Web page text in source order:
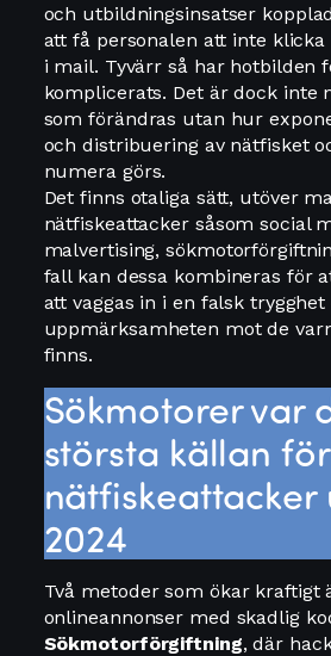
och utbildningsinsatser
att få personalen att inte
i mail. Tyvärr så har hotbilden
komplicerats. Det är dock inte
som förändras utan hur
och distribuering av nätfisket
numera görs.
Det finns otaliga sätt, utöver
nätfiskeattacker såsom social
malvertising,
fall kan dessa kombineras för
att vaggas in i en falsk trygghet
uppmärksamheten mot de
finns.
Sökmotorer var
största källan
nätfiskeattacker
2024
Två metoder som ökar kraftigt
onlineannonser med skadlig
Sökmotorförgiftning, där